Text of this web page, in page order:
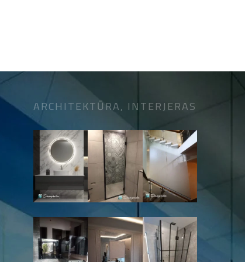
ARCHITEKTŪRA, INTERJERAS